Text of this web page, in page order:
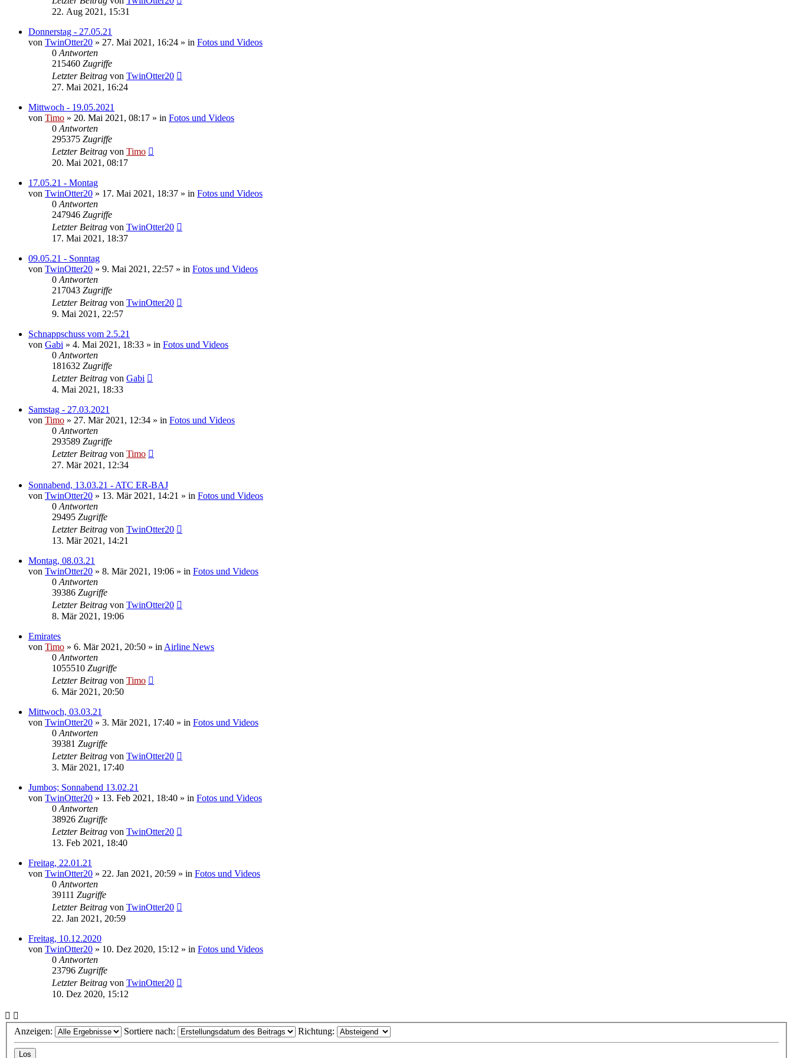
22. Aug 2021, 15:31
Donnerstag - 27.05.21
von TwinOtter20 » 27. Mai 2021, 16:24 » in Fotos und Videos
0 Antworten
215460 Zugriffe
Letzter Beitrag von TwinOtter20
27. Mai 2021, 16:24
Mittwoch - 19.05.2021
von Timo » 20. Mai 2021, 08:17 » in Fotos und Videos
0 Antworten
295375 Zugriffe
Letzter Beitrag von Timo
20. Mai 2021, 08:17
17.05.21 - Montag
von TwinOtter20 » 17. Mai 2021, 18:37 » in Fotos und Videos
0 Antworten
247946 Zugriffe
Letzter Beitrag von TwinOtter20
17. Mai 2021, 18:37
09.05.21 - Sonntag
von TwinOtter20 » 9. Mai 2021, 22:57 » in Fotos und Videos
0 Antworten
217043 Zugriffe
Letzter Beitrag von TwinOtter20
9. Mai 2021, 22:57
Schnappschuss vom 2.5.21
von Gabi » 4. Mai 2021, 18:33 » in Fotos und Videos
0 Antworten
181632 Zugriffe
Letzter Beitrag von Gabi
4. Mai 2021, 18:33
Samstag - 27.03.2021
von Timo » 27. Mär 2021, 12:34 » in Fotos und Videos
0 Antworten
293589 Zugriffe
Letzter Beitrag von Timo
27. Mär 2021, 12:34
Sonnabend, 13.03.21 - ATC ER-BAJ
von TwinOtter20 » 13. Mär 2021, 14:21 » in Fotos und Videos
0 Antworten
29495 Zugriffe
Letzter Beitrag von TwinOtter20
13. Mär 2021, 14:21
Montag, 08.03.21
von TwinOtter20 » 8. Mär 2021, 19:06 » in Fotos und Videos
0 Antworten
39386 Zugriffe
Letzter Beitrag von TwinOtter20
8. Mär 2021, 19:06
Emirates
von Timo » 6. Mär 2021, 20:50 » in Airline News
0 Antworten
1055510 Zugriffe
Letzter Beitrag von Timo
6. Mär 2021, 20:50
Mittwoch, 03.03.21
von TwinOtter20 » 3. Mär 2021, 17:40 » in Fotos und Videos
0 Antworten
39381 Zugriffe
Letzter Beitrag von TwinOtter20
3. Mär 2021, 17:40
Jumbos; Sonnabend 13.02.21
von TwinOtter20 » 13. Feb 2021, 18:40 » in Fotos und Videos
0 Antworten
38926 Zugriffe
Letzter Beitrag von TwinOtter20
13. Feb 2021, 18:40
Freitag, 22.01.21
von TwinOtter20 » 22. Jan 2021, 20:59 » in Fotos und Videos
0 Antworten
39111 Zugriffe
Letzter Beitrag von TwinOtter20
22. Jan 2021, 20:59
Freitag, 10.12.2020
von TwinOtter20 » 10. Dez 2020, 15:12 » in Fotos und Videos
0 Antworten
23796 Zugriffe
Letzter Beitrag von TwinOtter20
10. Dez 2020, 15:12
Anzeigen: Sortiere nach: Richtung: